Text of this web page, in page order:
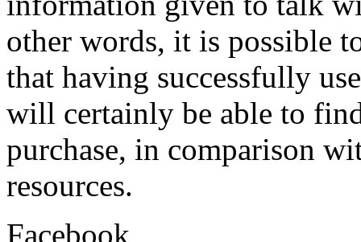
other words, it is possible
that having successfully
will certainly be able to
purchase, in comparison
resources.
Facebook